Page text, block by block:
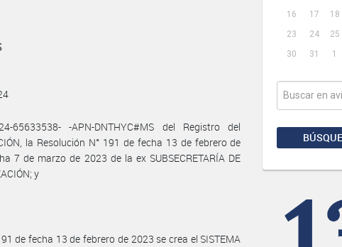
16
17 18
23
24 25
30
31 1
65633538- -APN-DNTHYC#MS del Registro del
la Resolución N° 191 de fecha 13 de febrero de
7 de marzo de 2023 de la ex SUBSECRETARÍA DE
y
de fecha 13 de febrero de 2023 se crea el SISTEMA